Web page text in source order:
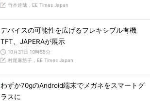
竹本達哉，EE Times Japan
デバイスの可能性を広げるフレキシブル有機
TFT、JAPERAが展示
10月31日 19時55分
村尾麻悠子，EE Times Japan
わずか70gのAndroid端末でメガネをスマートグ
ラスに